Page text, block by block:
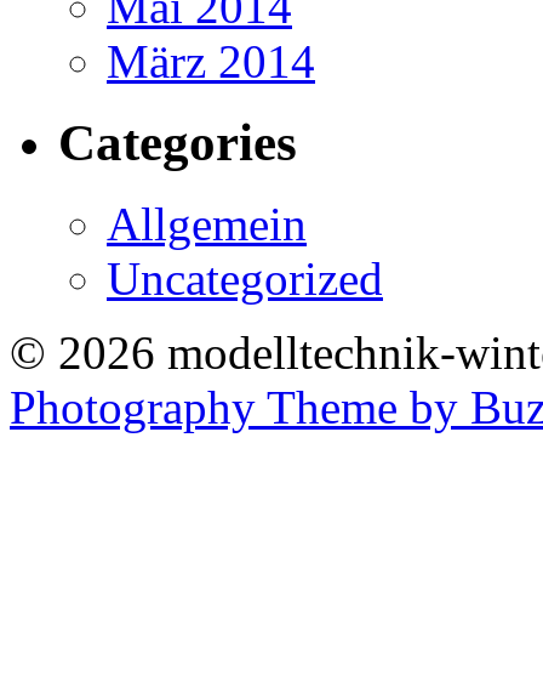
März 2014
Categories
Allgemein
Uncategorized
© 2026 modelltechnik-
Photography Theme by